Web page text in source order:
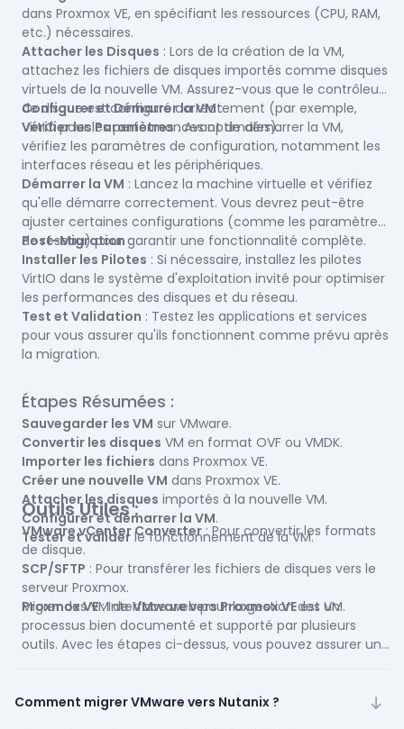
dans Proxmox VE, en spécifiant les ressources (CPU, RAM,
etc.) nécessaires.
Attacher les Disques : Lors de la création de la VM,
attachez les fichiers de disques importés comme disques
virtuels de la nouvelle VM. Assurez-vous que le contrôleur
de disque est configuré correctement (par exemple,
VirtIO pour les performances optimales).
Configurer et Démarrer la VM:
Vérifier les Paramètres: Avant de démarrer la VM,
vérifiez les paramètres de configuration, notamment les
interfaces réseau et les périphériques.
Démarrer la VM : Lancez la machine virtuelle et vérifiez
qu'elle démarre correctement. Vous devrez peut-être
ajuster certaines configurations (comme les paramètres
de réseau) pour garantir une fonctionnalité complète.
Post-Migration:
Installer les Pilotes : Si nécessaire, installez les pilotes
VirtIO dans le système d'exploitation invité pour optimiser
les performances des disques et du réseau.
Test et Validation : Testez les applications et services
pour vous assurer qu'ils fonctionnent comme prévu après
la migration.
Étapes Résumées :
Sauvegarder les VM sur VMware.
Convertir les disques VM en format OVF ou VMDK.
Importer les fichiers dans Proxmox VE.
Créer une nouvelle VM dans Proxmox VE.
Attacher les disques importés à la nouvelle VM.
Configurer et démarrer la VM.
Tester et valider le fonctionnement de la VM.
Outils Utiles :
VMware vCenter Converter: Pour convertir les formats
de disque.
SCP/SFTP : Pour transférer les fichiers de disques vers le
serveur Proxmox.
Proxmox VE: Interface web pour la gestion des VM.
Migrer des VM deVMware vers Proxmox VEest un
processus bien documenté et supporté par plusieurs
outils. Avec les étapes ci-dessus, vous pouvez assurer une
Comment migrer VMware vers Nutanix ?